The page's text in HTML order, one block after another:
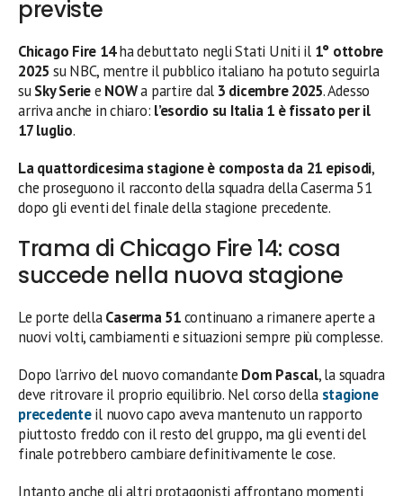
previste
Chicago Fire 14ha debuttato negli Stati Uniti il 1° ottobre
2025 su NBC, mentre il pubblico italiano ha potuto seguirla
suSky Seriee NOWa partire dal 3 dicembre 2025. Adesso
arriva anche in chiaro: l’esordio su Italia 1 è fissato per il
17 luglio.
La quattordicesima stagione è composta da 21 episodi,
che proseguono il racconto della squadra della Caserma 51
dopo gli eventi del finale della stagione precedente.
Trama di Chicago Fire 14: cosa
succede nella nuova stagione
Le porte dellaCaserma 51continuano a rimanere aperte a
nuovi volti, cambiamenti e situazioni sempre più complesse.
Dopo l’arrivo del nuovo comandante Dom Pascal, la squadra
deve ritrovare il proprio equilibrio. Nel corso della stagione
precedenteil nuovo capo aveva mantenuto un rapporto
piuttosto freddo con il resto del gruppo, ma gli eventi del
finale potrebbero cambiare definitivamente le cose.
Intanto anche gli altri protagonisti affrontano momenti